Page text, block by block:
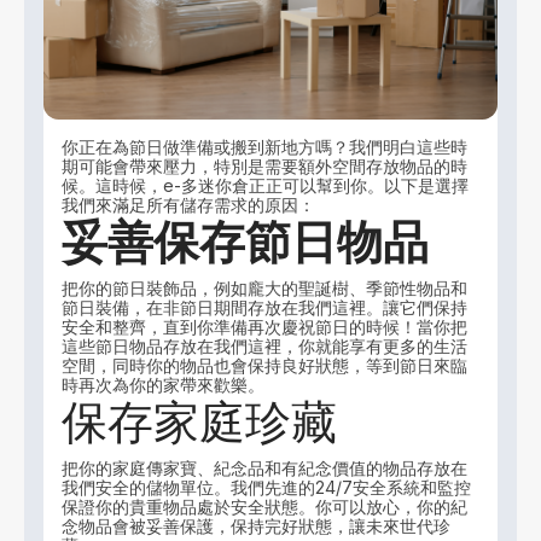
你正在為節日做準備或搬到新地方嗎？我們明白這些時
期可能會帶來壓力，特別是需要額外空間存放物品的時
候。這時候，e-多迷你倉正正可以幫到你。以下是選擇
我們來滿足所有儲存需求的原因：
妥善保存節日物品
把你的節日裝飾品，例如龐大的聖誕樹、季節性物品和
節日裝備，在非節日期間存放在我們這裡。讓它們保持
安全和整齊，直到你準備再次慶祝節日的時候！當你把
這些節日物品存放在我們這裡，你就能享有更多的生活
空間，同時你的物品也會保持良好狀態，等到節日來臨
時再次為你的家帶來歡樂。
保存家庭珍藏
把你的家庭傳家寶、紀念品和有紀念價值的物品存放在
我們安全的儲物單位。我們先進的24/7安全系統和監控
保證你的貴重物品處於安全狀態。你可以放心，你的紀
念物品會被妥善保護，保持完好狀態，讓未來世代珍